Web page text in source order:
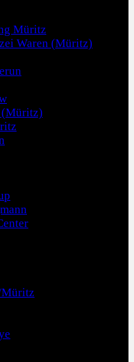
Müritz
Waren (Müritz)
(Müritz)